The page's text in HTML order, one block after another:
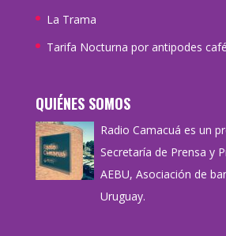
La Trama
Tarifa Nocturna por antipodes café
QUIÉNES SOMOS
Radio Camacuá es un
Secretaría de Prensa y
AEBU, Asociación de
Uruguay.